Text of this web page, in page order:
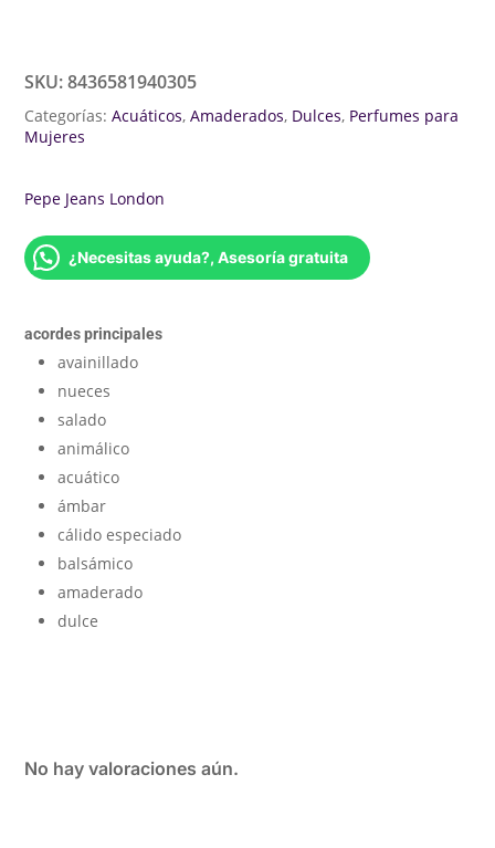
SKU:8436581940305
Categorías:Acuáticos,Amaderados, Dulces, Perfumes para
Mujeres
Pepe Jeans London
¿Necesitas ayuda?, Asesoría gratuita
acordes principales
avainillado
nueces
salado
animálico
acuático
ámbar
cálido especiado
balsámico
amaderado
dulce
No hay valoraciones aún.